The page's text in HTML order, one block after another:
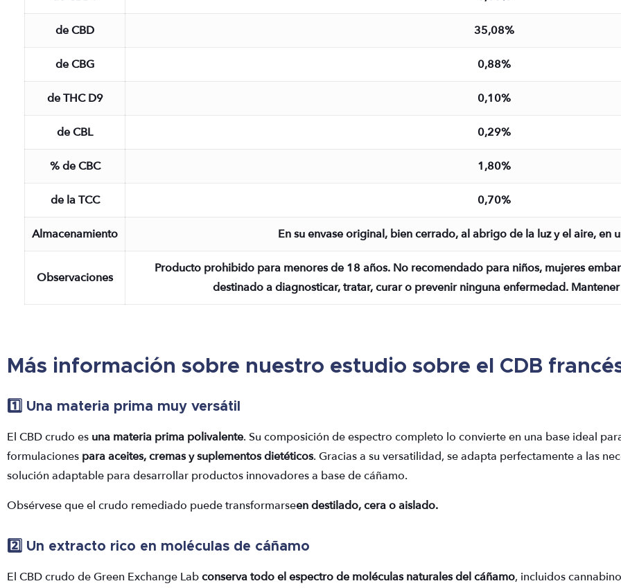
de CBD 35,08%
de CBG 0,88%
de THC D9 0,10%
de CBL 0,29%
% de CBC 1,80%
de la TCC 0,70%
Almacenamiento En su envase original, bien cerrado, al abrigo de la luz y el aire, en
Observaciones
Producto prohibido para menores de 18 años. No recomendado para niños, mujeres embarazadas o en periodo de lactancia. No está
destinado a
Más información sobre nuestro estudio sobre el CDB
1️⃣ Una materia prima muy versátil
El CBD crudo es una materia prima polivalente. Su composición de espectro completo lo convierte en una base ideal
formulaciones para aceites, cremas y suplementos dietéticos. Gracias a su versatilidad, se adapta perfectamente a las
solución adaptable para desarrollar productos innovadores a base de cáñamo.
Obsérvese que el crudo remediado puede transformarseen destilado, cera o aislado.
2️⃣ Un extracto rico en moléculas de cáñamo
El CBD crudo de Green Exchange Labconserva todo el espectro de moléculas naturales del cáñamo, incluidos